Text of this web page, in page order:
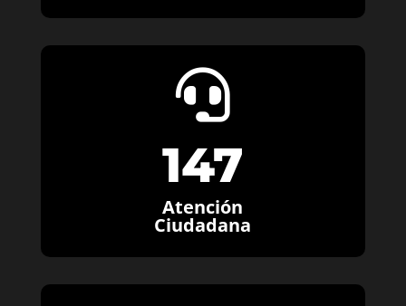

147
Atención
Ciudadana